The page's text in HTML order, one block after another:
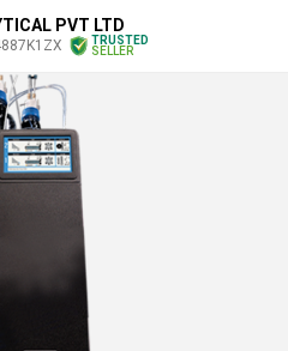
PVT LTD
TRUSTED
SELLER